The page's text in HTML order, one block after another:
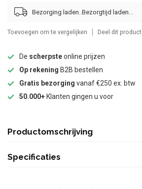
Bezorging laden..
Toevoegen om te vergelijken Deel dit product
De scherpsteonline prijzen
Op rekening B2B bestellen
Gratis bezorging vanaf €250 ex. btw
50.000+ Klanten gingen u voor
Productomschrijving
Specificaties